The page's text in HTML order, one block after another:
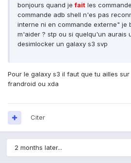
bonjours quand jefait les
commande adb shell n'es pas
interne ni en commande externe" je
m'aider ? stp ou si quelqu'un aurais
desimlocker un galaxy s3 svp
Pour le galaxy s3 il faut que tu ailles
frandroid ou xda
Citer
2 months later...